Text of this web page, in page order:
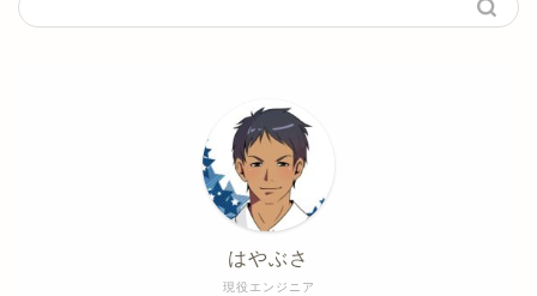
現役エンジニア
はやぶさ